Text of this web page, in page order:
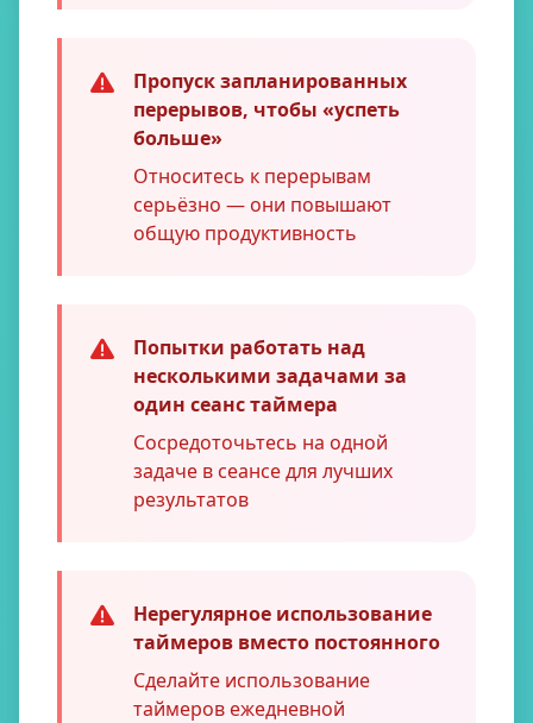
Пропуск запланированных
перерывов, чтобы «успеть
больше»
Относитесь к перерывам
серьёзно — они повышают
общую продуктивность
Попытки работать над
несколькими задачами за
один сеанс таймера
Сосредоточьтесь на одной
задаче в сеансе для лучших
результатов
Нерегулярное использование
таймеров вместо постоянного
Сделайте использование
таймеров ежедневной